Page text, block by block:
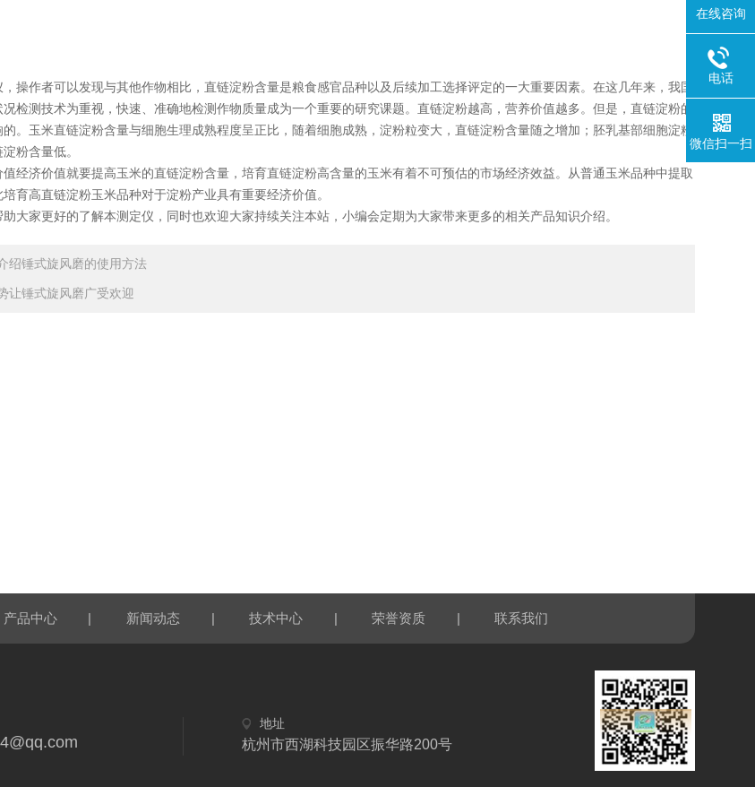
作者可以发现与其他作物相比，直链淀粉含量是粮食感官品种以及后续加工选择评定的一大重要因素。在这几年来，我国
检测技术为重视，快速、准确地检测作物质量成为一个重要的研究课题。直链淀粉越高，营养价值越多。但是，直链淀粉的
。玉米直链淀粉含量与细胞生理成熟程度呈正比，随着细胞成熟，淀粉粒变大，直链淀粉含量随之增加；胚乳基部细胞淀粉
粉含量低。
济价值就要提高玉米的直链淀粉含量，培育直链淀粉高含量的玉米有着不可预估的市场经济效益。从普通玉米品种中提取
育高直链淀粉玉米品种对于淀粉产业具有重要经济价值。
家更好的了解本测定仪，同时也欢迎大家持续关注本站，小编会定期为大家带来更多的相关产品知识介绍。
绍锤式旋风磨的使用方法
让锤式旋风磨广受欢迎
产品中心 | 新闻动态 | 技术中心 | 荣誉资质 | 联系我们
地址
杭州市西湖科技园区振华路200号
在线咨询
电话
微信扫一扫